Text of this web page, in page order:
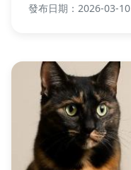
發布日期：2026-03-10